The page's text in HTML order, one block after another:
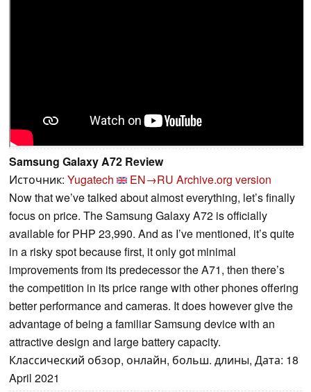
Samsung Galaxy A72 Review
Источник: Yugatech EN→RU Archive.org version
Now that we’ve talked about almost everything, let’s finally
focus on price. The Samsung Galaxy A72 is officially
available for PHP 23,990. And as I’ve mentioned, it’s quite
in a risky spot because first, it only got minimal
improvements from its predecessor the A71, then there’s
the competition in its price range with other phones offering
better performance and cameras. It does however give the
advantage of being a familiar Samsung device with an
attractive design and large battery capacity.
Классический обзор, онлайн, больш. длины, Дата: 18
April 2021